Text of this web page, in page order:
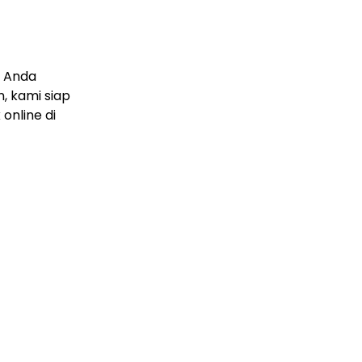
kami siap
di